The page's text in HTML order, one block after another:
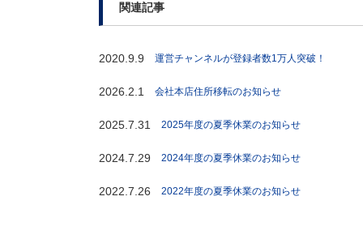
関連記事
2020.9.9 運営チャンネルが登録者数1万人突破！
2026.2.1 会社本店住所移転のお知らせ
2025.7.31 2025年度の夏季休業のお知らせ
2024.7.29 2024年度の夏季休業のお知らせ
2022.7.26 2022年度の夏季休業のお知らせ